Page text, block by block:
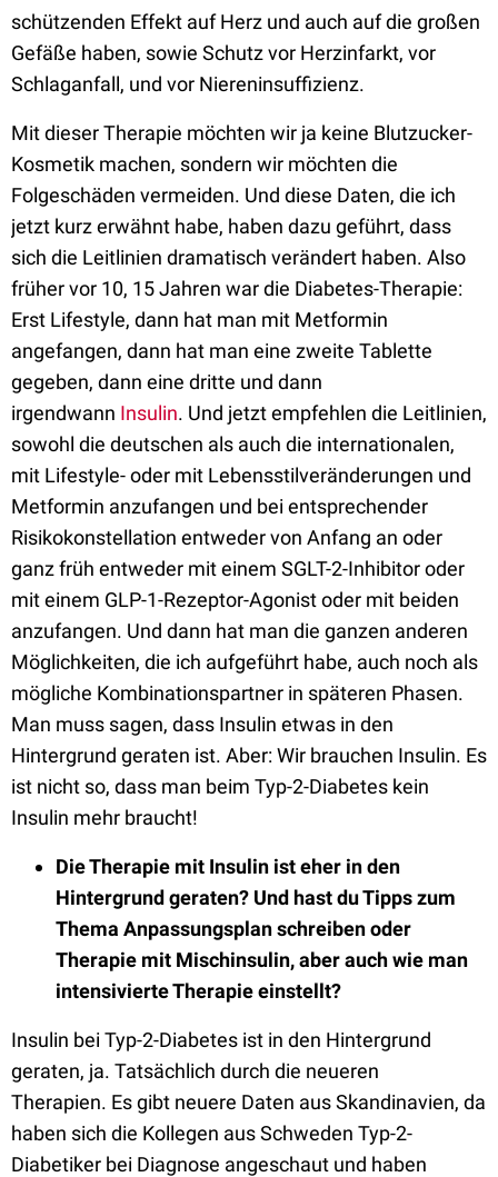
schützenden Effekt auf Herz und auch auf die großen
Gefäße haben, sowie Schutzvor Herzinfarkt, vor
Schlaganfall, und vor Niereninsuffizienz.
Mit dieser Therapie möchten wir ja keine Blutzucker-
Kosmetik machen, sondern wir möchten die
Folgeschäden vermeiden. Und diese Daten, die ich
jetzt kurz erwähnt habe, haben dazu geführt, dass
sich die Leitlinien dramatisch verändert haben. Also
früher vor 10, 15 Jahren war die Diabetes-Therapie:
Erst Lifestyle, dann hat man mit Metformin
angefangen, dann hat man eine zweite Tablette
gegeben, dann eine dritte und dann
irgendwann Insulin. Und jetzt empfehlen die Leitlinien,
sowohl die deutschen als auch die internationalen,
mit Lifestyle- oder mit Lebensstilveränderungen und
Metformin anzufangen und bei entsprechender
Risikokonstellation entweder von Anfang an oder
ganz früh entweder mit einem SGLT-2-Inhibitor oder
mit einem GLP-1-Rezeptor-Agonist oder mit beiden
anzufangen. Und dann hat man die ganzen anderen
Möglichkeiten, die ich aufgeführt habe, auch noch als
mögliche Kombinationspartner in späteren Phasen.
Man muss sagen, dass Insulin etwas in den
Hintergrund geraten ist. Aber: Wir brauchen Insulin. Es
ist nicht so, dass man beim Typ-2-Diabetes kein
Insulin mehr braucht!
Die Therapie mit Insulin ist eher in den
Hintergrund geraten? Und hast du Tipps zum
Thema Anpassungsplan schreiben oder
Therapie mit Mischinsulin, aber auch wie man
intensivierte Therapie einstellt?
Insulin bei Typ-2-Diabetes ist in den Hintergrund
geraten, ja. Tatsächlich durch die neueren
Therapien. Es gibt neuere Daten aus Skandinavien, da
haben sich die Kollegen aus Schweden Typ-2-
Diabetiker bei Diagnose angeschaut und haben